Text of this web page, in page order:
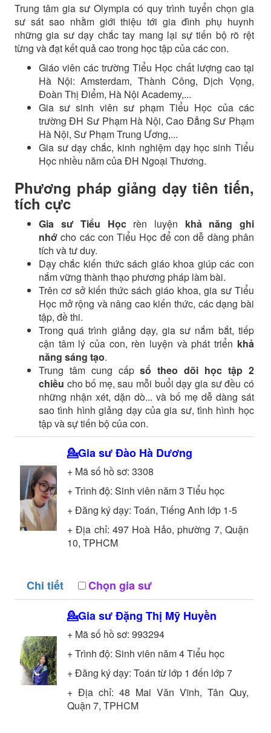
Trung tâm gia sư Olympia có quy trình tuyển chọn gia
sư sát sao nhằm giới thiệu tới gia đình phụ huynh
những gia sư dạy chắc tay mang lại sự tiến bộ rõ rệt
từng và đạt kết quả cao trong học tập của các con.
Giáo viên các trường Tiểu Học chất lượng cao tại
Hà Nội: Amsterdam, Thành Công, Dịch Vọng,
Đoàn Thị Điểm, Hà Nội Academy,...
Gia sư sinh viên sư phạm Tiểu Học của các
trường ĐH Sư Phạm Hà Nội, Cao Đẳng Sư Phạm
Hà Nội, Sư Phạm Trung Ương,...
Gia sư dạy chắc, kinh nghiệm dạy học sinh Tiểu
Học nhiều năm của ĐH Ngoại Thương.
Phương pháp giảng dạy tiên tiến,
tích cực
Gia sư Tiểu Họcrèn luyện khả năng ghi
nhớcho các con Tiểu Học để con dễ dàng phân
tích và tư duy.
Dạy chắc kiến thức sách giáo khoa giúp các con
nắm vững thành thạo phương pháp làm bài.
Trên cơ sở kiến thức sách giáo khoa, gia sư Tiểu
Học mở rộng và nâng cao kiến thức, các dạng bài
tập, đề thi.
Trong quá trình giảng dạy, gia sư nắm bắt, tiếp
cận tâm lý của con, rèn luyện và phát triển khả
năng sáng tạo.
Trung tâm cung cấpsổ theo dõi học tập 2
chiều cho bố mẹ, sau mỗi buổi dạy gia sư đều có
những nhận xét, dặn dò... và bố mẹ dễ dàng sát
sao tình hình giảng dạy của gia sư, tình hình học
tập và sự tiến bộ của con.
💁Gia sưĐào Hà Dương
+ Mã số hồ sơ: 3308
+ Trình độ: Sinh viên năm 3 Tiểu học
+ Đăng ký dạy: Toán, Tiếng Anh lớp 1-5
+ Địa chỉ: 497 Hoà Hảo, phường 7, Quận
10, TPHCM
Chi tiết
Chọn gia sư
💁Gia sưĐặng Thị Mỹ Huyền
+ Mã số hồ sơ: 993294
+ Trình độ: Sinh viên năm 4Tiểu học
+ Đăng ký dạy: Toán từ lớp 1 đến lớp 7
+ Địa chỉ: 48 Mai Văn Vĩnh, Tân Quy,
Quận 7, TPHCM